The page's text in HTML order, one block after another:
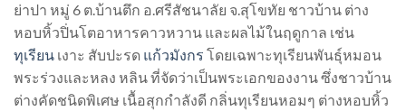
ย่าปา หมู่ 6 ต.บ้านตึก อ.ศรีสัชนาลัย จ.สุโขทัย ชาวบ้าน ต่าง
หอบหิ้วปิ่นโตอาหารคาวหวาน และผลไม้ในฤดูกาล เช่น
ทุเรียน เงาะ สับปะรด แก้วมังกร โดยเฉพาะทุเรียนพันธุ์หมอน
พระร่วงและหลง หลิน ที่จัดว่าเป็นพระเอกของงาน ซึ่งชาวบ้าน
ต่างคัดชนิดพิเศษ เนื้อสุกกำลังดี กลิ่นทุเรียนหอมๆ ต่างหอบหิ้ว